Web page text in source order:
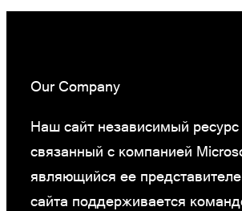
Our Company
Наш сайт независимый ресурс
связанный с компанией
являющийся ее
сайта поддерживается